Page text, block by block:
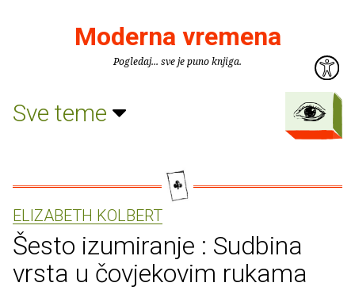
Moderna vremena
Pogledaj... sve je puno knjiga.
Sve teme
ELIZABETH KOLBERT
Šesto izumiranje : Sudbina
vrsta u čovjekovim rukama